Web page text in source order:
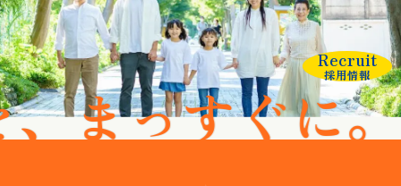
ぐに。
Recruit
採用情報